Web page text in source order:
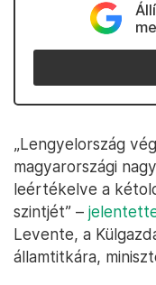
„Lengyelország
magyarországi
leértékelve a
szintjét” –
Levente, a
államtitkára,